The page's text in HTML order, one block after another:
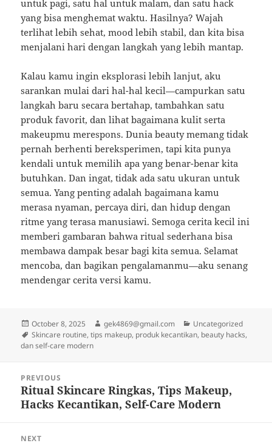
untuk pagi, satu hal untuk malam, dan satu hack
yang bisa menghemat waktu. Hasilnya? Wajah
terlihat lebih sehat, mood lebih stabil, dan kita bisa
menjalani hari dengan langkah yang lebih mantap.
Kalau kamu ingin eksplorasi lebih lanjut, aku
sarankan mulai dari hal-hal kecil—campurkan satu
langkah baru secara bertahap, tambahkan satu
produk favorit, dan lihat bagaimana kulit serta
makeupmu merespons. Dunia beauty memang tidak
pernah berhenti bereksperimen, tapi kita punya
kendali untuk memilih apa yang benar-benar kita
butuhkan. Dan ingat, tidak ada satu ukuran untuk
semua. Yang penting adalah bagaimana kamu
merasa nyaman, percaya diri, dan hidup dengan
ritme yang terasa manusiawi. Semoga cerita kecil ini
memberi gambaran bahwa ritual sederhana bisa
membawa dampak besar bagi kita semua. Selamat
mencoba, dan bagikan pengalamanmu—aku senang
mendengar cerita versi kamu.
Posted
on
October 8, 2025 Author
gek4869@gmail.com Categories
Uncategorized
Tags
Skincare routine, tips makeup, produk kecantikan, beauty hacks,
dan self-care modern
navigation
PREVIOUS
Previous
post:
Ritual Skincare Ringkas, Tips Makeup,
Hacks Kecantikan, Self-Care Modern
NEXT